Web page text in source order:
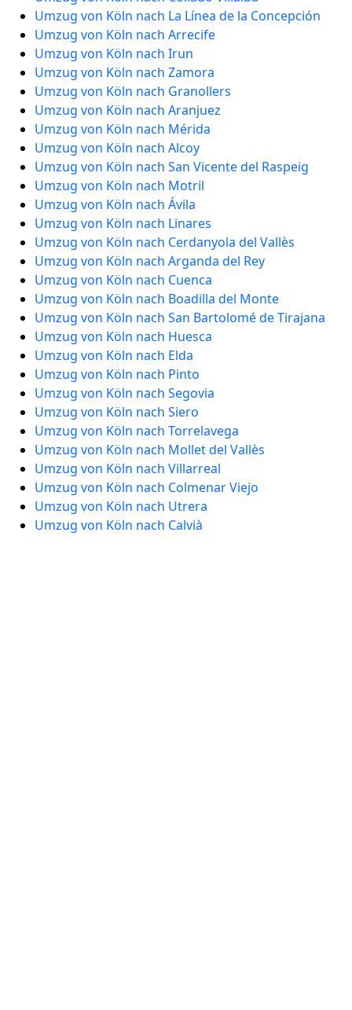
Umzug von Köln nach La Línea de la Concepción
Umzug von Köln nach Arrecife
Umzug von Köln nach Irun
Umzug von Köln nach Zamora
Umzug von Köln nach Granollers
Umzug von Köln nach Aranjuez
Umzug von Köln nach Mérida
Umzug von Köln nach Alcoy
Umzug von Köln nach San Vicente del Raspeig
Umzug von Köln nach Motril
Umzug von Köln nach Ávila
Umzug von Köln nach Linares
Umzug von Köln nach Cerdanyola del Vallès
Umzug von Köln nach Arganda del Rey
Umzug von Köln nach Cuenca
Umzug von Köln nach Boadilla del Monte
Umzug von Köln nach San Bartolomé de Tirajana
Umzug von Köln nach Huesca
Umzug von Köln nach Elda
Umzug von Köln nach Pinto
Umzug von Köln nach Segovia
Umzug von Köln nach Siero
Umzug von Köln nach Torrelavega
Umzug von Köln nach Mollet del Vallès
Umzug von Köln nach Villarreal
Umzug von Köln nach Colmenar Viejo
Umzug von Köln nach Utrera
Umzug von Köln nach Calvià